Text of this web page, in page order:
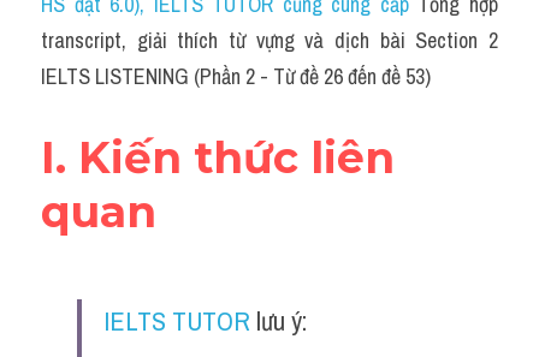
Cam
Series luyện nghe Tiếng Anh cùng IELTS T
Environment
Technology
IELTS Advice
transcript, giải thích từ vựng và dịch bài Section 2
IELTS LISTENING (Phần 2 - Từ đề 26 đến đề 53)
I. Kiến thức liên
quan
IELTS TUTOR lưu ý: